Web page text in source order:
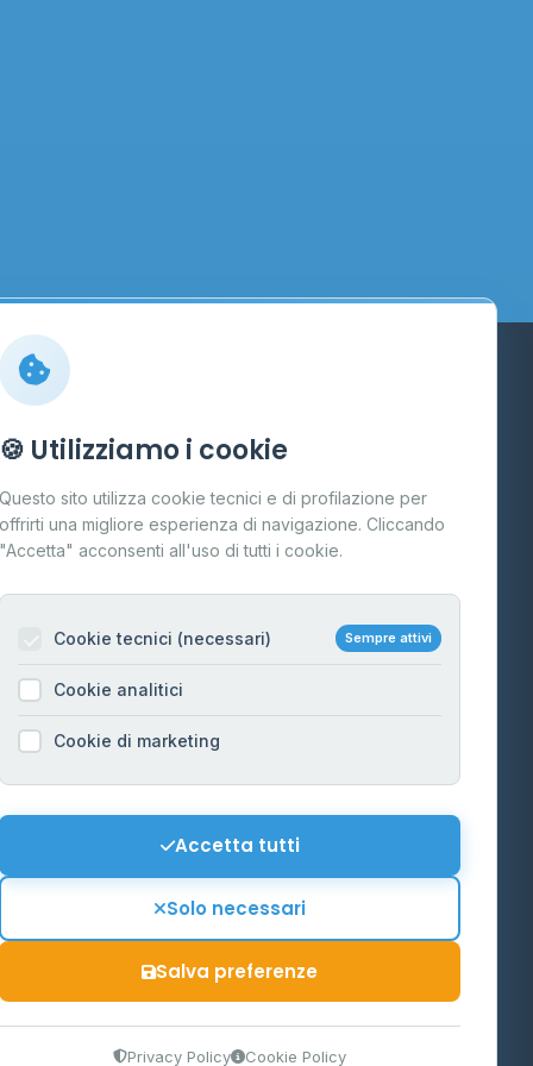
Alto
Contatti
Per gestori
Informazioni legali
Privacy Policy
Cookie Policy
Mappa del sito
Contattaci
🍪 Utilizziamo i cookie
Questo sito utilizza cookie tecnici e di profilazione per
offrirti una migliore esperienza di navigazione. Cliccando
"Accetta" acconsenti all'uso di tutti i cookie.
Cookie tecnici (necessari) Sempre attivi
Cookie analitici
Cookie di marketing
Accetta tutti
Solo necessari
Salva preferenze
Privacy Policy Cookie Policy